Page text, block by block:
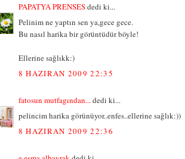
PAPATYA PRENSESdedi ki...
Pelinim ne yaptın sen ya,gece gece.
Bu nasıl harika bir görüntüdür böyle!
Ellerine sağlıkk:)
8 HAZIRAN 2009 22:35
fatosun mutfagından... dedi ki...
pelincim harika görünüyor..enfes..ellerine sağlık:))
8 HAZIRAN 2009 22:36